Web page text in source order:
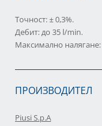
Точност: ± 0,3%.
Дебит: до 35 l/min.
Максимално налягане:
ПРОИЗВОДИТЕЛ
Piusi S.p.A